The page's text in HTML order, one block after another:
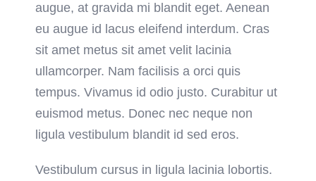
augue, at gravida mi blandit eget. Aenean
eu augue id lacus eleifend interdum. Cras
sit amet metus sit amet velit lacinia
ullamcorper. Nam facilisis a orci quis
tempus. Vivamus id odio justo. Curabitur ut
euismod metus. Donec nec neque non
ligula vestibulum blandit id sed eros.
Vestibulum cursus in ligula lacinia lobortis.